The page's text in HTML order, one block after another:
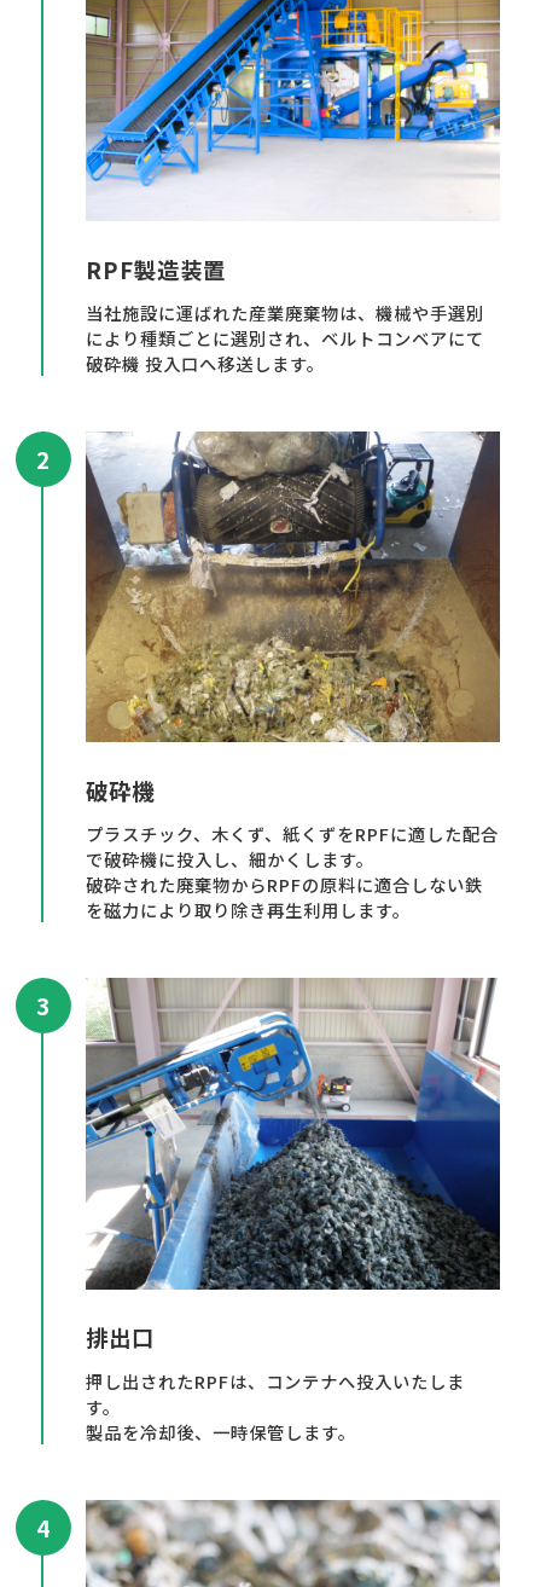
RPF製造装置
当社施設に運ばれた産業廃棄物は、機械や手選別
により種類ごとに選別され、ベルトコンベアにて
破砕機 投入口へ移送します。
2
破砕機
プラスチック、木くず、紙くずをRPFに適した配合
で破砕機に投入し、細かくします。
破砕された廃棄物からRPFの原料に適合しない鉄
を磁力により取り除き再生利用します。
3
排出口
押し出されたRPFは、コンテナへ投入いたしま
す。
製品を冷却後、一時保管します。
4